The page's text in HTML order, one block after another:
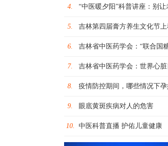
4. “中医暖夕阳”科普讲座：别让老便
5. 吉林第四届膏方养生文化节上科普
6. 吉林省中医药学会：“联合国糖尿病日”聊
7. 吉林省中医药学会：世界心
8. 疫情防控期间，哪些情况下孕
9. 眼底黄斑疾病对人的危害
10. 中医科普直播 护佑儿童健康